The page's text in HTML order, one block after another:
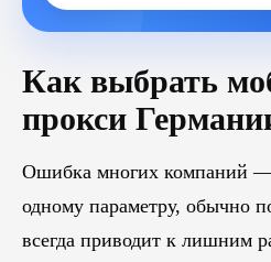
Как выбрать
прокси
Ошибка многих компаний
одному параметру, обычно
всегда приводит к лишним